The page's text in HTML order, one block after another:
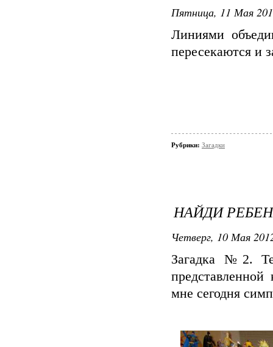
Пятница, 11 Мая
Линиями
пересекаются и
Рубрики: Загадки
НАЙДИ
Четверг, 10 Мая
Загадка №2.
мне сегодня